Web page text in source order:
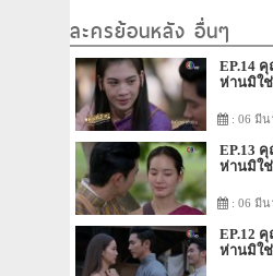
ละครย้อนหลัง อื่นๆ
EP.14
ห่านมิใ
: 06 มี
EP.13
ห่านมิใ
: 06 มี
EP.12
ห่านมิใ